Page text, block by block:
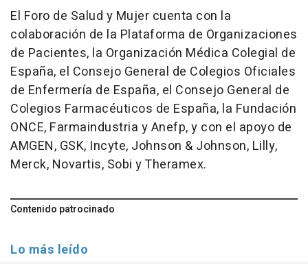
El Foro de Salud y Mujer cuenta con la
colaboración de la Plataforma de Organizaciones
de Pacientes, la Organización Médica Colegial de
España, el Consejo General de Colegios Oficiales
de Enfermería de España, el Consejo General de
Colegios Farmacéuticos de España, la Fundación
ONCE, Farmaindustria y Anefp, y con el apoyo de
AMGEN, GSK, Incyte, Johnson & Johnson, Lilly,
Merck, Novartis, Sobi y Theramex.
Contenido patrocinado
Lo más leído